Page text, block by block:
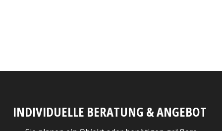
INDIVIDUELLE BERATUNG & ANGEBOT